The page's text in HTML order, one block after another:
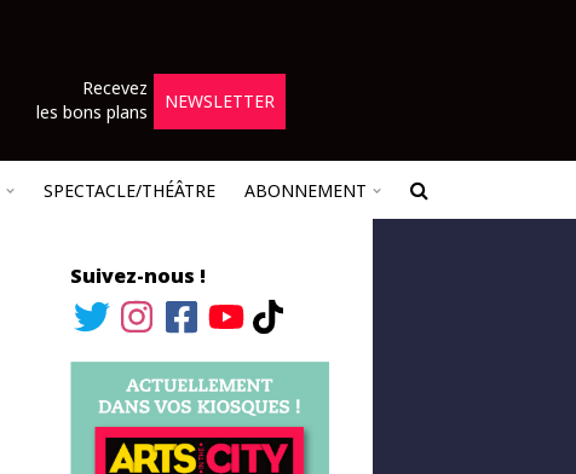
Recevez
les bons plans
NEWSLETTER
SPECTACLE/THÉÂTRE ABONNEMENT
Suivez-nous !